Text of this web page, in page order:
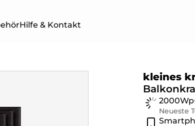
BALKONKRAFTWERKE
4
Hilfe & Kontakt
kleines
Neueste